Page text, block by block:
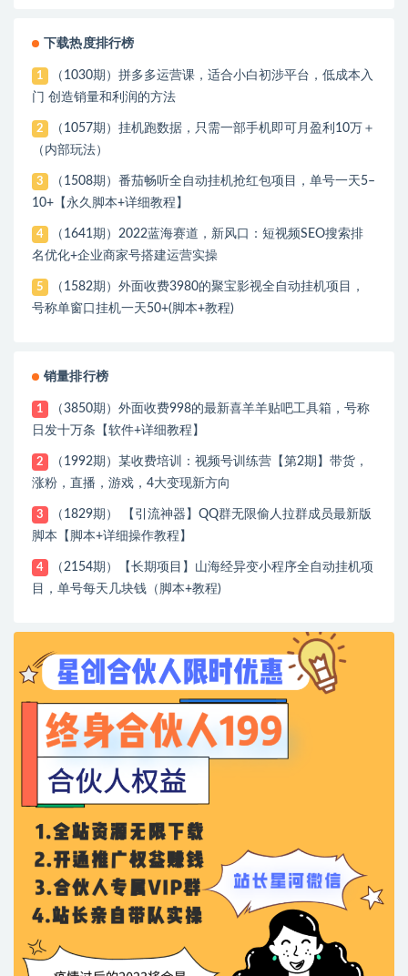
下载热度排行榜
1
（1030期）拼多多运营课，适合小白初涉平台，低成本入
门 创造销量和利润的方法
2
（1057期）挂机跑数据，只需一部手机即可月盈利10万＋
（内部玩法）
3
（1508期）番茄畅听全自动挂机抢红包项目，单号一天5–
10+【永久脚本+详细教程】
4
（1641期）2022蓝海赛道，新风口：短视频SEO搜索排
名优化+企业商家号搭建运营实操
5
（1582期）外面收费3980的聚宝影视全自动挂机项目，
号称单窗口挂机一天50+(脚本+教程)
销量排行榜
1
（3850期）外面收费998的最新喜羊羊贴吧工具箱，号称
日发十万条【软件+详细教程】
2
（1992期）某收费培训：视频号训练营【第2期】带货，
涨粉，直播，游戏，4大变现新方向
3
（1829期） 【引流神器】QQ群无限偷人拉群成员最新版
脚本【脚本+详细操作教程】
4
（2154期）【长期项目】山海经异变小程序全自动挂机项
目，单号每天几块钱（脚本+教程)